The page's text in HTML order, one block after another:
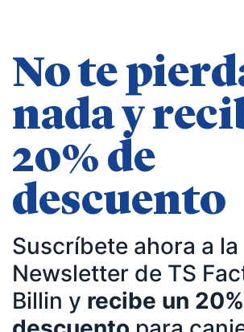
No te
nada y
20% de
descuento
Suscríbete ahora a la
Newsletter de TS
Billin y recibe un